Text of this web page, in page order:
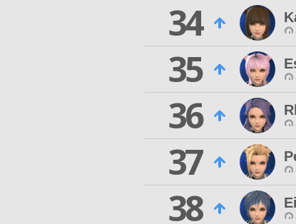
34
35
36
37
38